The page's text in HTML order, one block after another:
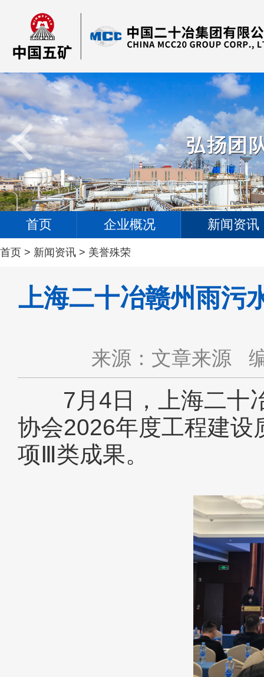
首页 企业概况 新闻资讯
首页 > 新闻资讯 > 美誉殊荣
上海二十冶赣州雨污
来源：文章来源
7月4日，上海二十冶
协会2026年度工程建设
项Ⅲ类成果。